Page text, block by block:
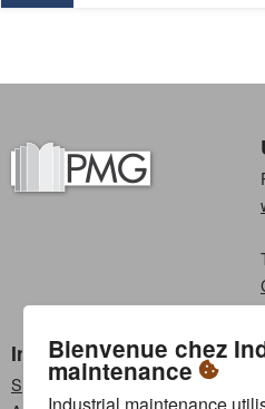
Industrial maintenance
S'abonner
Bienvenue chez
maintenance
Industrial maintenance